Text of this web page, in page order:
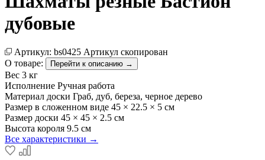
дубовые
Артикул: bs0425 Артикул скопирован
О товаре:
Перейти к описанию →
Вес 3 кг
Исполнение Ручная работа
Материал доски Граб, дуб, береза, черное дерево
Размер в сложенном виде 45 × 22.5 × 5 см
Размер доски 45 × 45 × 2.5 см
Высота короля 9.5 см
Все характеристики →